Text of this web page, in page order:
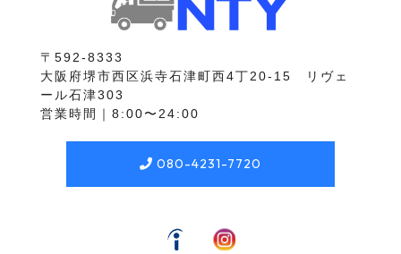
〒592-8333
大阪府堺市西区浜寺石津町西4丁20-15 リヴェ
ール石津303
営業時間｜8:00〜24:00
080-4231-7720